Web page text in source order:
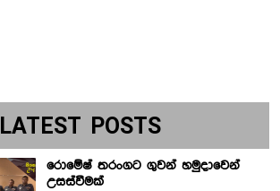
LATEST POSTS
රොමේෂ් තරංගට ගුවන් හමුදාවෙන්
උසස්වීමක්